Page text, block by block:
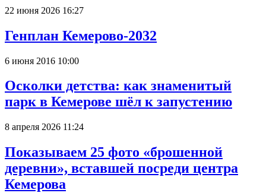
22 июня 2026 16:27
Генплан Кемерово-2032
6 июня 2016 10:00
Осколки детства: как знаменитый
парк в Кемерове шёл к запустению
8 апреля 2026 11:24
Показываем 25 фото «брошенной
деревни», вставшей посреди центра
Кемерова